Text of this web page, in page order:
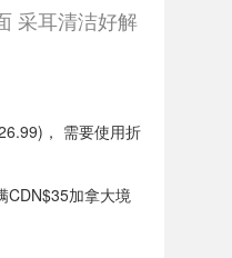
采耳清洁好解
， 需要使用折
CDN$35加拿大境